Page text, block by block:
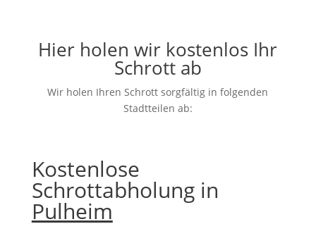
Hier holen wir kostenlos Ihr
Schrott ab
Wir holen Ihren Schrott sorgfältig in folgenden
Stadtteilen ab:
Kostenlose
Schrottabholung in
Pulheim